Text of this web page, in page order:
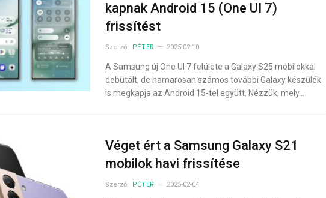
kapnak Android 15 (One UI 7)
frissítést
Szerző: PÉTER 2025-02-10
A Samsung új One UI 7 felülete a Galaxy S25 mobilokkal
debütált, de hamarosan számos további Galaxy készülék
is megkapja az Android 15-tel együtt. Nézzük, mely…
Véget ért a Samsung Galaxy S21
mobilok havi frissítése
Szerző: PÉTER 2025-02-04